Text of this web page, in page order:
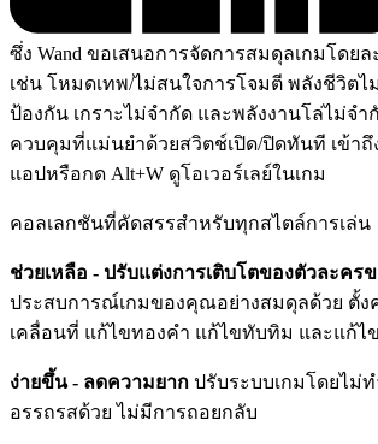
ซึ่ง Wand ขอเสนอการจัดการสมดุลเกมโดยล
เช่น โหมดเทพ/ไม่สนใจการโจมตี พลังชีวิต
ป้องกัน เกราะไม่จำกัด และพลังงานโล่ไม่จำ
ควบคุมที่แม่นยำด้วยสวิตช์เปิด/ปิดทันที เข้าถึ
แอปหรือกด Alt+W ดูโอเวอร์เลย์ในเกม
คอลเลกชันที่คัดสรรสำหรับทุกสไตล์การเล่น
ช่วยเหลือ - ปรับแต่งการเติบโตของตัวละคร
ประสบการณ์เกมของคุณอย่างสมดุลด้วย ตั้ง
เคลื่อนที่ แก้ไขทองคำ แก้ไขทับทิม และแก้
ง่ายขึ้น - ลดความยาก ปรับระบบเกมโดยไม่ท
อรรถรสด้วย ไม่มีการถอยกลับ